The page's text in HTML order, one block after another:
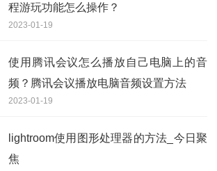
程游玩功能怎么操作？
2023-01-19
使用腾讯会议怎么播放自己电脑上的音
频？腾讯会议播放电脑音频设置方法
2023-01-19
lightroom使用图形处理器的方法_今日聚
焦